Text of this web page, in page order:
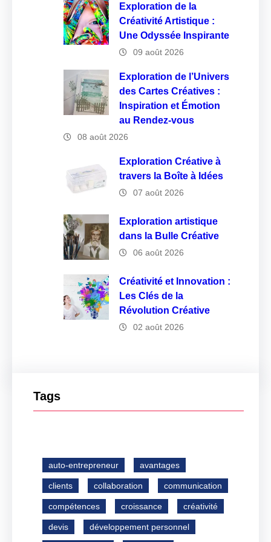
Exploration de la
Créativité Artistique :
Une Odyssée Inspirante
09 août 2026
Exploration de l’Univers
des Cartes Créatives :
Inspiration et Émotion
au Rendez-vous
08 août 2026
Exploration Créative à
travers la Boîte à Idées
07 août 2026
Exploration artistique
dans la Bulle Créative
06 août 2026
Créativité et Innovation :
Les Clés de la
Révolution Créative
02 août 2026
Tags
auto-entrepreneur avantages
clients collaboration communication
compétences croissance créativité
devis développement personnel